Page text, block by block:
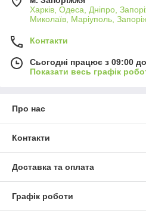
Харків, Одеса, Дніпро,
Миколаїв, Маріуполь,
Контакти
Сьогодні працює з 09:00
Показати весь графік
Про нас
Контакти
Доставка та оплата
Графік роботи